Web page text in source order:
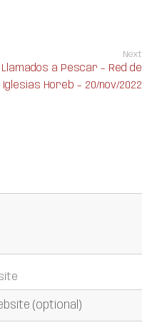
Next
a Pescar – Red de
Iglesias Horeb – 20/nov/2022